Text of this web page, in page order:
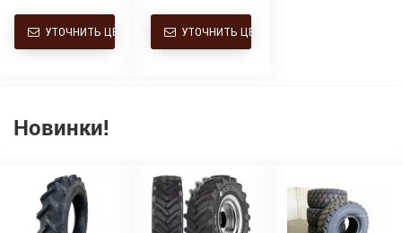
УТОЧНИТЬ ЦЕНУ УТОЧНИТЬ ЦЕНУ
Новинки!